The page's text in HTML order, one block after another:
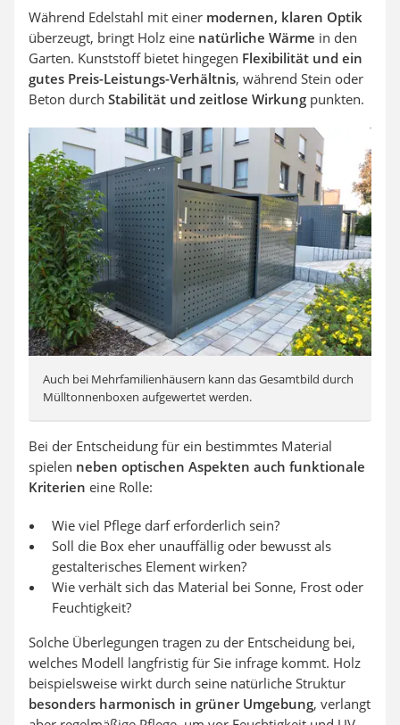
Während Edelstahl mit einer modernen, klaren Optik
überzeugt, bringt Holz eine natürliche Wärme in den
Garten. Kunststoff bietet hingegen Flexibilität und ein
gutes Preis-Leistungs-Verhältnis, während Stein oder
Beton durch Stabilität und zeitlose Wirkung punkten.
Auch bei Mehrfamilienhäusern kann das Gesamtbild durch
Mülltonnenboxen aufgewertet werden.
Bei der Entscheidung für ein bestimmtes Material
spielen neben optischen Aspekten auch funktionale
Kriterien eine Rolle:
Wie viel Pflege darf erforderlich sein?
Soll die Box eher unauffällig oder bewusst als
gestalterisches Element wirken?
Wie verhält sich das Material bei Sonne, Frost oder
Feuchtigkeit?
Solche Überlegungen tragen zu der Entscheidung bei,
welches Modell langfristig für Sie infrage kommt. Holz
beispielsweise wirkt durch seine natürliche Struktur
besonders harmonisch in grüner Umgebung, verlangt